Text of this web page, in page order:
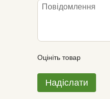
Оцініть товар
Надіслати